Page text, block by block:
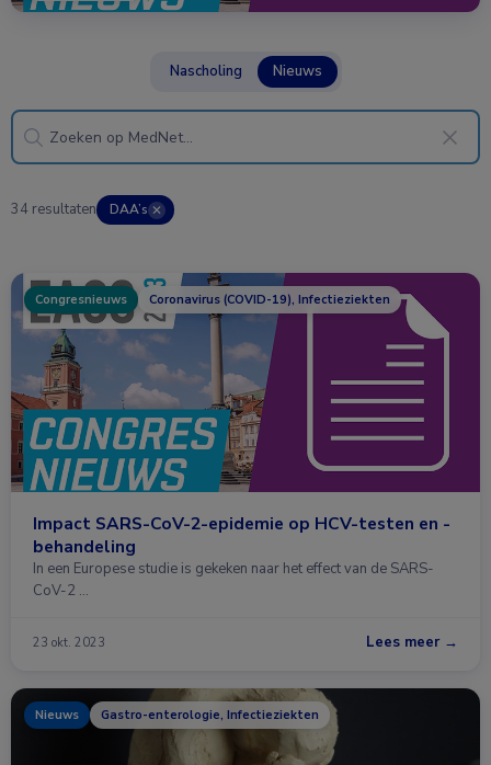
Nascholing Nieuws
34 resultaten DAA’s ✕
Congresnieuws Coronavirus (COVID-19), Infectieziekten
Impact SARS-CoV-2-epidemie op HCV-testen en -
behandeling
In een Europese studie is gekeken naar het effect van de SARS-
CoV-2 …
23 okt. 2023 Lees meer →
Nieuws Gastro-enterologie, Infectieziekten